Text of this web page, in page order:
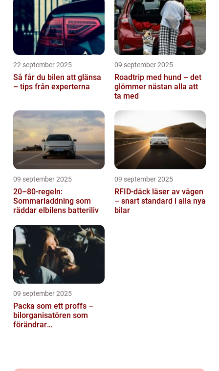
22 september 2025
Så får du bilen att glänsa
– tips från experterna
09 september 2025
Roadtrip med hund – det
glömmer nästan alla att
ta med
09 september 2025
20–80-regeln:
Sommarladdning som
räddar elbilens batteriliv
09 september 2025
RFID-däck läser av vägen
– snart standard i alla nya
bilar
09 september 2025
Packa som ett proffs –
bilorganisatören som
förändrar